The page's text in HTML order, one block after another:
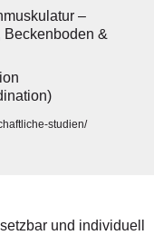
–
Beckenboden &
studien/
und individuell